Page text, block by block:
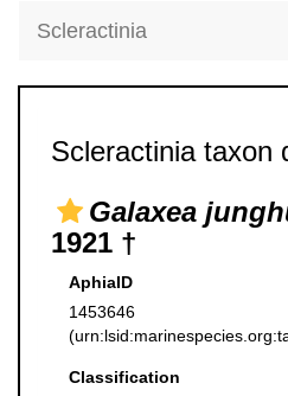
Scleractinia
Scleractinia taxon
Galaxea
1921 †
AphiaID
1453646
Classification